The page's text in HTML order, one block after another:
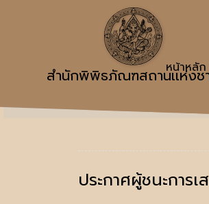
สำนักพิพิธภัณฑสถานเเห่งช
หน้าหลัก
ประกาศผู้ชนะการ